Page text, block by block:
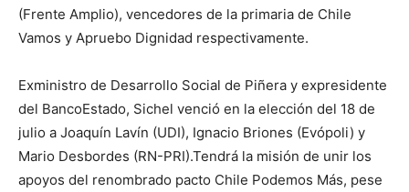
(Frente Amplio), vencedores de la primaria de Chile
Vamos y Apruebo Dignidad respectivamente.
Exministro de Desarrollo Social de Piñera y expresidente
del BancoEstado, Sichel venció en la elección del 18 de
julio a Joaquín Lavín (UDI), Ignacio Briones (Evópoli) y
Mario Desbordes (RN-PRI).Tendrá la misión de unir los
apoyos del renombrado pacto Chile Podemos Más, pese